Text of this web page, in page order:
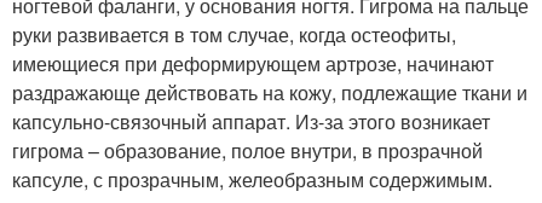
руки развивается в том случае, когда остеофиты,
имеющиеся при деформирующем артрозе, начинают
раздражающе действовать на кожу, подлежащие ткани и
капсульно-связочный аппарат. Из-за этого возникает
гигрома – образование, полое внутри, в прозрачной
капсуле, с прозрачным, желеобразным содержимым.